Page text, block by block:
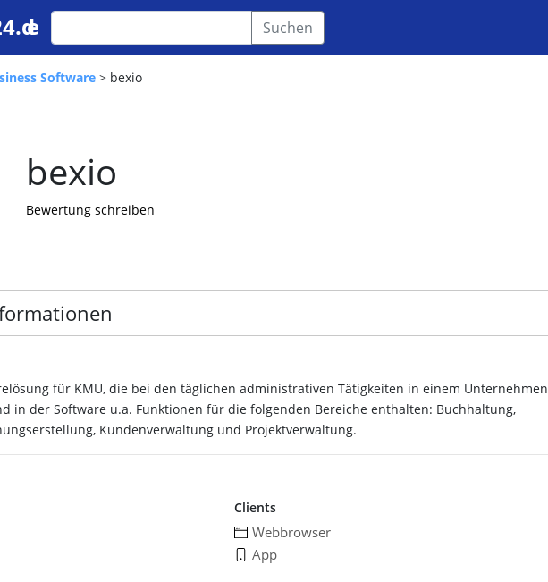
Suchen
Software > bexio
bexio
Bewertung schreiben
für KMU, die bei den täglichen administrativen Tätigkeiten in einem Unternehmen
in der Software u.a. Funktionen für die folgenden Bereiche enthalten: Buchhaltung,
Kundenverwaltung und Projektverwaltung.
Clients
Webbrowser
App